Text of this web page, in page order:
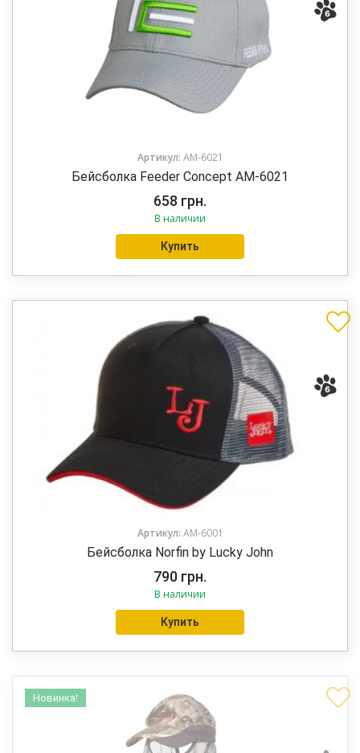
Артикул: AM-6021
Бейсболка Feeder Concept AM-6021
658 грн.
В наличии
Купить
Артикул: AM-6001
Бейсболка Norfin by Lucky John
790 грн.
В наличии
Купить
Новинка!